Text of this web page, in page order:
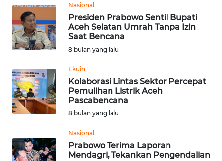
Nasional
Presiden Prabowo Sentil Bupati
Aceh Selatan Umrah Tanpa Izin
Saat Bencana
8 bulan yang lalu
Ekuin
Kolaborasi Lintas Sektor Percepat
Pemulihan Listrik Aceh
Pascabencana
8 bulan yang lalu
Nasional
Prabowo Terima Laporan
Mendagri, Tekankan Pengendalian
WN
KALTARA
WN
KALTIM
SULSEL